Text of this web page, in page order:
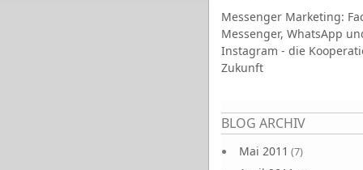
Messenger Marketing:
Messenger, WhatsApp
Instagram - die
Zukunft
BLOG ARCHIV
Mai 2011 (7)
Seiten